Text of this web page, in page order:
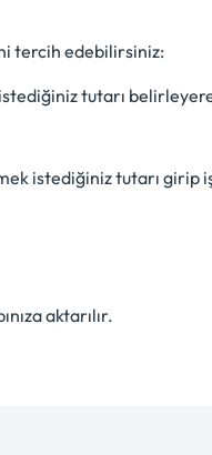
tercih edebilirsiniz:
tutarı
istediğiniz tutarı girip
aktarılır.